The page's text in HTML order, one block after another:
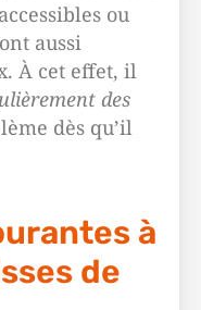
ou
aussi
À cet effet, il
des
dès qu’il
à
de